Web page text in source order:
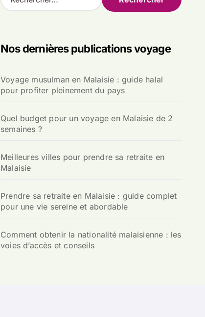
e
r
e
r
Nos dernières publications voyage
Voyage musulman en Malaisie : guide halal
pour profiter pleinement du pays
Quel budget pour un voyage en Malaisie de 2
semaines ?
Meilleures villes pour prendre sa retraite en
Malaisie
Prendre sa retraite en Malaisie : guide complet
pour une vie sereine et abordable
Comment obtenir la nationalité malaisienne : les
voies d’accès et conseils